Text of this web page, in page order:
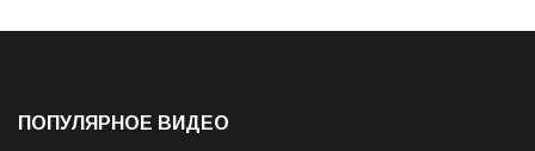
ПОПУЛЯРНОЕ ВИДЕО